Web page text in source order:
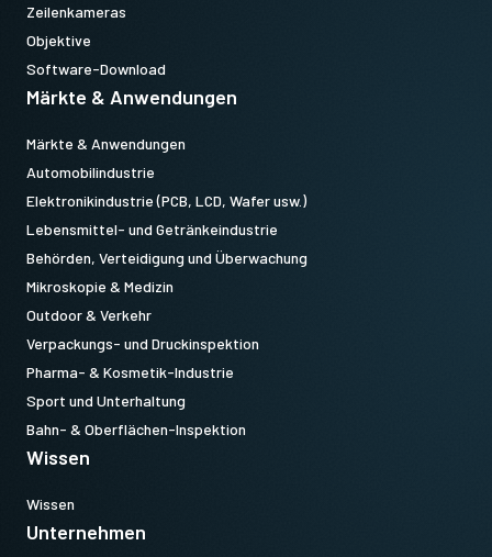
Zeilenkameras
Objektive
Software-Download
Märkte & Anwendungen
Märkte & Anwendungen
Automobilindustrie
Elektronikindustrie (PCB, LCD, Wafer usw.)
Lebensmittel- und Getränkeindustrie
Behörden, Verteidigung und Überwachung
Mikroskopie & Medizin
Outdoor & Verkehr
Verpackungs- und Druckinspektion
Pharma- & Kosmetik-Industrie
Sport und Unterhaltung
Bahn- & Oberflächen-Inspektion
Wissen
Wissen
Unternehmen